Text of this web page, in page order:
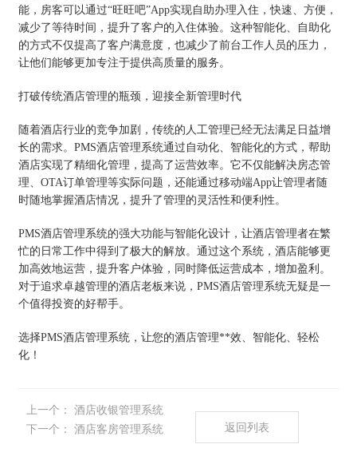
能，房客可以通过“旺旺吧”App实现自助办理入住，快速、方便，
减少了等待时间，提升了客户的入住体验。这种智能化、自助化
的方式不仅提高了客户满意度，也减少了前台工作人员的压力，
让他们能够更加专注于提供高质量的服务。
打破传统酒店管理的瓶颈，迎接全新管理时代
随着酒店行业的竞争加剧，传统的人工管理已经无法满足日益增
长的需求。PMS酒店管理系统通过自动化、智能化的方式，帮助
酒店实现了精细化管理，提高了运营效率。它不仅能解决房态管
理、OTA订单管理等实际问题，还能通过移动端App让管理者随
时随地掌握酒店情况，提升了管理的灵活性和便利性。
PMS酒店管理系统的强大功能与智能化设计，让酒店管理者在繁
忙的日常工作中得到了极大的解放。通过这个系统，酒店能够更
加高效地运营，提升客户体验，同时降低运营成本，增加盈利。
对于追求卓越管理的酒店老板来说，PMS酒店管理系统无疑是一
个值得投资的好帮手。
选择PMS酒店管理系统，让您的酒店管理**效、智能化、轻松
化！
上一个：
酒店收银管理系统
下一个：
酒店客房管理系统 返回列表